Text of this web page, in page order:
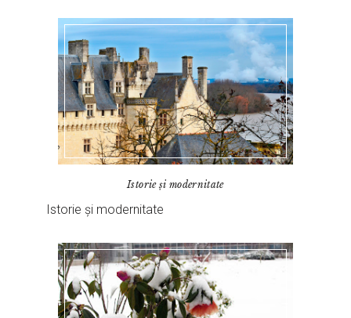
Istorie și modernitate
Istorie și modernitate